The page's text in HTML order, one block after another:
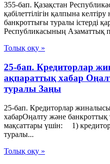
355-бап. Қазақстан
қабілеттілігін қалпына
банкроттығы туралы істерді
Республикасының Азаматтық
Толық оқу »
25-бап. Кредиторлар
ақпараттық хабар
туралы Заңы
25-бап. Кредиторлар
хабарОңалту және
мақсаттары үшін: 1)
туралы...
Толық оқу »